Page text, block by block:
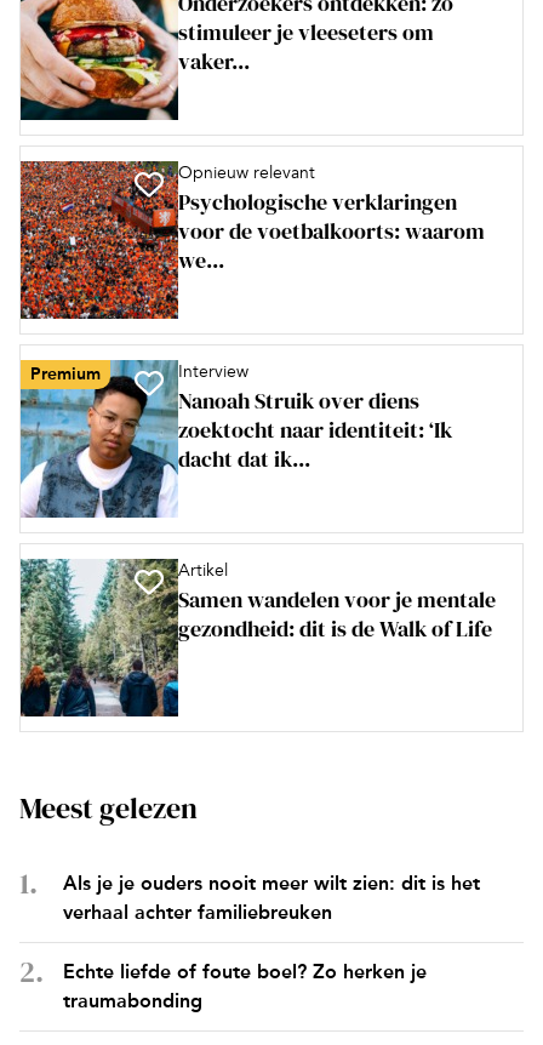
stimuleer je vleeseters om
vaker...
Opnieuw relevant
Psychologische verklaringen
voor de voetbalkoorts: waarom
we...
Premium Interview
Nanoah Struik over diens
zoektocht naar identiteit: ‘Ik
dacht dat ik...
Artikel
Samen wandelen voor je mentale
gezondheid: dit is de Walk of Life
Meest gelezen
Als je je ouders nooit meer wilt zien: dit is het
verhaal achter familiebreuken
Echte liefde of foute boel? Zo herken je
traumabonding